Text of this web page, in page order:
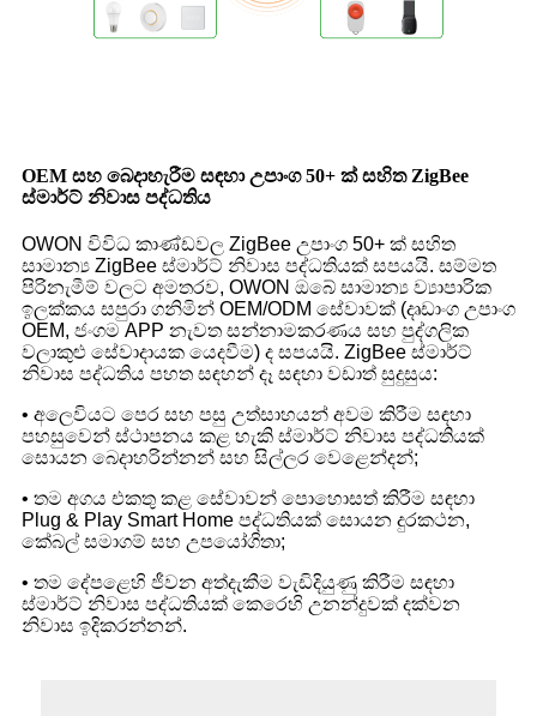
OEM සහ බෙදාහැරීම සඳහා උපාංග 50+ ක් සහිත ZigBee
ස්මාර්ට් නිවාස පද්ධතිය
OWON විවිධ කාණ්ඩවල ZigBee උපාංග 50+ ක් සහිත
සාමාන්‍ය ZigBee ස්මාර්ට් නිවාස පද්ධතියක් සපයයි. සම්මත
පිරිනැමීම් වලට අමතරව, OWON ඔබේ සාමාන්‍ය ව්‍යාපාරික
ඉලක්කය සපුරා ගනිමින් OEM/ODM සේවාවක් (දෘඩාංග උපාංග
OEM, ජංගම APP නැවත සන්නාමකරණය සහ පුද්ගලික
වලාකුළු සේවාදායක යෙදවීම) ද සපයයි. ZigBee ස්මාර්ට්
නිවාස පද්ධතිය පහත සඳහන් දෑ සඳහා වඩාත් සුදුසුය:
• අලෙවියට පෙර සහ පසු උත්සාහයන් අවම කිරීම සඳහා
පහසුවෙන් ස්ථාපනය කළ හැකි ස්මාර්ට් නිවාස පද්ධතියක්
සොයන බෙදාහරින්නන් සහ සිල්ලර වෙළෙන්දන්;
• තම අගය එකතු කළ සේවාවන් පොහොසත් කිරීම සඳහා
Plug & Play Smart Home පද්ධතියක් සොයන දුරකථන,
කේබල් සමාගම් සහ උපයෝගිතා;
• තම දේපළෙහි ජීවන අත්දැකීම වැඩිදියුණු කිරීම සඳහා
ස්මාර්ට් නිවාස පද්ධතියක් කෙරෙහි උනන්දුවක් දක්වන
නිවාස ඉදිකරන්නන්.